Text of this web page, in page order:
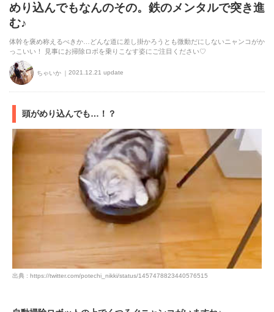
めり込んでもなんのその。鉄のメンタルで突き進
む♪
体幹を褒め称えるべきか…どんな道に差し掛かろうとも微動だにしないニャンコがか
っこいい！ 見事にお掃除ロボを乗りこなす姿にご注目ください♡
ちゃいか 2021.12.21 update
頭がめり込んでも…！？
出典 : https://twitter.com/potechi_nikki/status/1457478823440576515